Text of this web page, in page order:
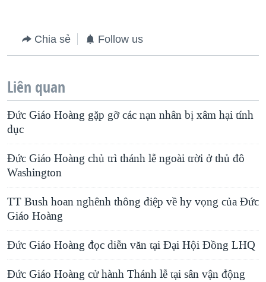
Chia sẻ Follow us
Liên quan
Đức Giáo Hoàng gặp gỡ các nạn nhân bị xâm hại tính
dục
Đức Giáo Hoàng chủ trì thánh lễ ngoài trời ở thủ đô
Washington
TT Bush hoan nghênh thông điệp về hy vọng của Ðức
Giáo Hoàng
Đức Giáo Hoàng đọc diễn văn tại Ðại Hội Ðồng LHQ
Ðức Giáo Hoàng cử hành Thánh lễ tại sân vận động